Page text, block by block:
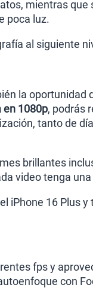
mientras
poca luz.
al siguiente
la oportunidad
en 1080p, podrás
tanto de
brillantes
video tenga
iPhone 16 Plus
fps y
con